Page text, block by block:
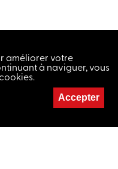
améliorer votre
à naviguer, vous
Accepter